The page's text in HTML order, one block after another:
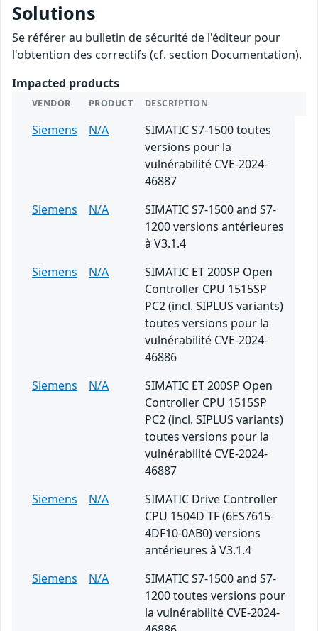
Solutions
Se référer au bulletin de sécurité de l'éditeur pour
l'obtention des correctifs (cf. section Documentation).
Impacted products
VENDOR PRODUCT DESCRIPTION
Siemens N/A
SIMATIC S7-1500 toutes
versions pour la
vulnérabilité CVE-2024-
46887
Siemens
N/A
SIMATIC S7-1500 and S7-
1200 versions antérieures
à V3.1.4
Siemens
N/A
SIMATIC ET 200SP Open
Controller CPU 1515SP
PC2 (incl. SIPLUS variants)
toutes versions pour la
vulnérabilité CVE-2024-
46886
Siemens
N/A
SIMATIC ET 200SP Open
Controller CPU 1515SP
PC2 (incl. SIPLUS variants)
toutes versions pour la
vulnérabilité CVE-2024-
46887
Siemens
N/A
SIMATIC Drive Controller
CPU 1504D TF (6ES7615-
4DF10-0AB0) versions
antérieures à V3.1.4
Siemens
N/A
SIMATIC S7-1500 and S7-
1200 toutes versions pour
la vulnérabilité CVE-2024-